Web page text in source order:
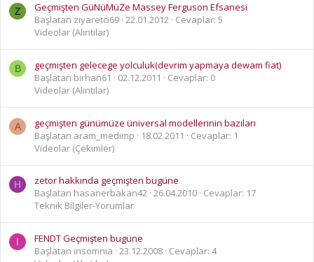
Z
Geçmişten GüNüMüZe Massey Ferguson Efsanesi
Başlatan ziyaretci69 22.01.2012 Cevaplar: 5
Videolar (Alıntılar)
B
geçmişten gelecege yolculuk(devrim yapmaya dewam fiat)
Başlatan birhan61
02.12.2011
Cevaplar: 0
Videolar (Alıntılar)
A
geçmişten günümüze üniversal modellerinin bazıları
Başlatan aram_medimp
18.02.2011
Cevaplar: 1
Videolar (Çekimler)
H
zetor hakkında geçmişten bugüne
Başlatan hasanerbakan42 26.04.2010 Cevaplar: 17
Teknik Bilgiler-Yorumlar
I
FENDT Geçmişten bugüne
Başlatan insomnia 23.12.2008 Cevaplar: 4